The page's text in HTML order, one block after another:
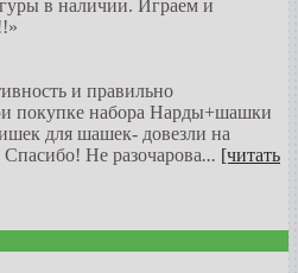
в наличии. Играем и
и правильно
покупке набора Нарды+шашки
для шашек- довезли на
Не разочарова... [читать